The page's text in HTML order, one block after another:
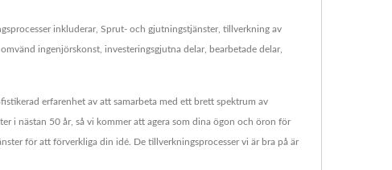
inkluderar, Sprut- och gjutningstjänster, tillverkning av
ingenjörskonst, investeringsgjutna delar, bearbetade delar,
erfarenhet av att samarbeta med ett brett spektrum av
i nästan 50 år, så vi kommer att agera som dina ögon och öron för
för att förverkliga din idé. De tillverkningsprocesser vi är bra på är